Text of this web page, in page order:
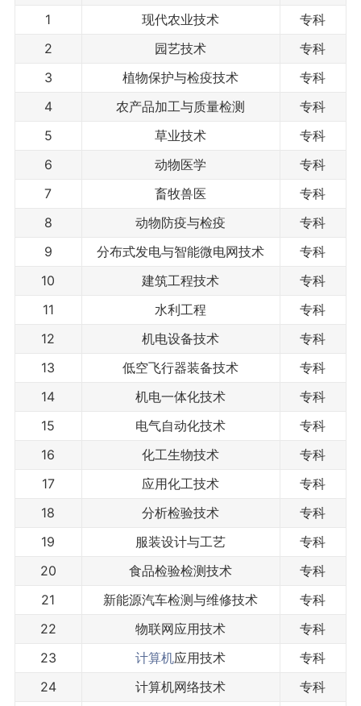
1
现代农业技术
专科
2
园艺技术
专科
3
植物保护与检疫技术
专科
4
农产品加工与质量检测
专科
5
草业技术
专科
6
动物医学
专科
7
畜牧兽医
专科
8
动物防疫与检疫
专科
9
分布式发电与智能微电网技术
专科
10
建筑工程技术
专科
11
水利工程
专科
12
机电设备技术
专科
13
低空飞行器装备技术
专科
14
机电一体化技术
专科
15
电气自动化技术
专科
16
化工生物技术
专科
17
应用化工技术
专科
18
分析检验技术
专科
19
服装设计与工艺
专科
20
食品检验检测技术
专科
21
新能源汽车检测与维修技术
专科
22
物联网应用技术
专科
23
计算机应用技术
专科
24
计算机网络技术
专科